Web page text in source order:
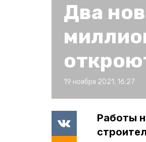
Два
19 ноября 2021, 16:27
Работы